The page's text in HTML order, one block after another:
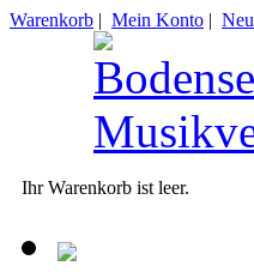
Warenkorb | Mein Konto |
Ihr Warenkorb ist leer.